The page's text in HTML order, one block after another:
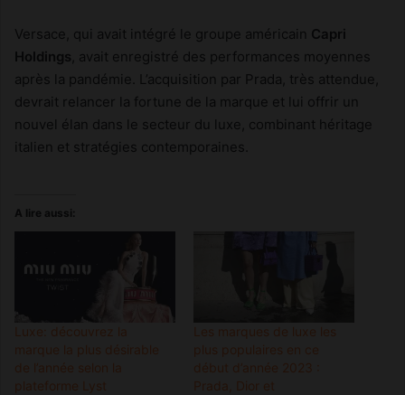
Versace, qui avait intégré le groupe américain Capri
Holdings , avait enregistré des performances moyennes
après la pandémie. L’acquisition par Prada, très attendue,
devrait relancer la fortune de la marque et lui offrir un
nouvel élan dans le secteur du luxe, combinant héritage
italien et stratégies contemporaines.
A lire aussi:
Luxe: découvrez la
marque la plus désirable
de l’année selon la
plateforme Lyst
Les marques de luxe les
plus populaires en ce
début d’année 2023 :
Prada, Dior et